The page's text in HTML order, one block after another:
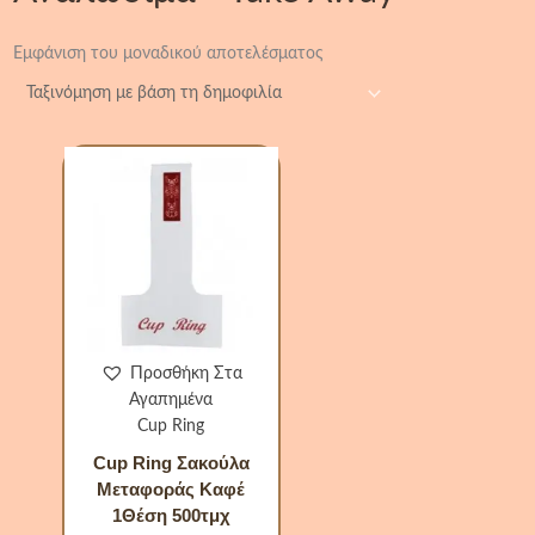
Εμφάνιση του μοναδικού αποτελέσματος
Προσθήκη Στα
Αγαπημένα
Cup Ring
Cup Ring Σακούλα
Μεταφοράς Καφέ
1Θέση 500τμχ
Cup